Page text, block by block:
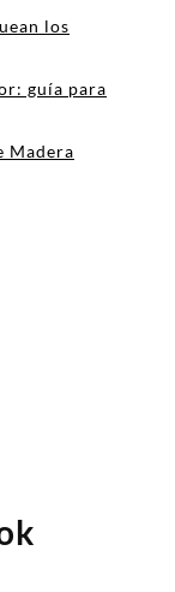
los
guía para
Madera